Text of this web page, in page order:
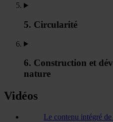
5. Circularité
6. Construction et
nature
Vidéos
Le contenu intégré